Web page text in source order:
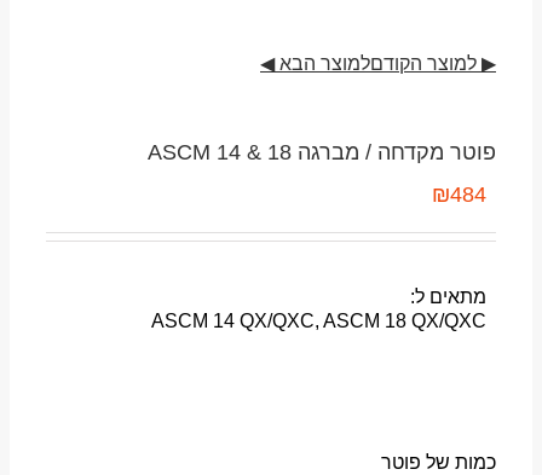
▶ למוצר הקודםלמוצר הבא ◀
פוטר מקדחה / מברגה ASCM 14 & 18
₪484
מתאים ל:
ASCM 14 QX/QXC, ASCM 18 QX/QXC
כמות של פוטר